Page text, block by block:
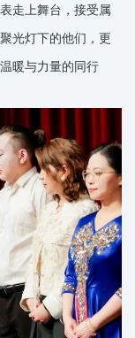
走上舞台，接受属
光灯下的他们，更
暖与力量的同行